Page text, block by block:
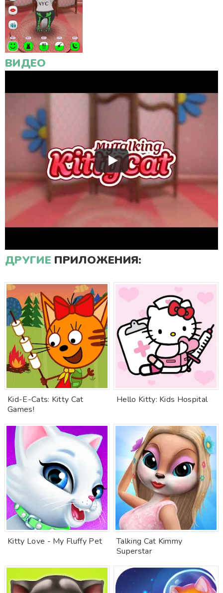
ВИДЕО
ДРУГИЕ ПРИЛОЖЕНИЯ:
Kid-E-Cats: Kitty Cat
Games!
Hello Kitty: Kids Hospital
Kitty Love - My Fluffy Pet
Talking Cat Kimmy
Superstar